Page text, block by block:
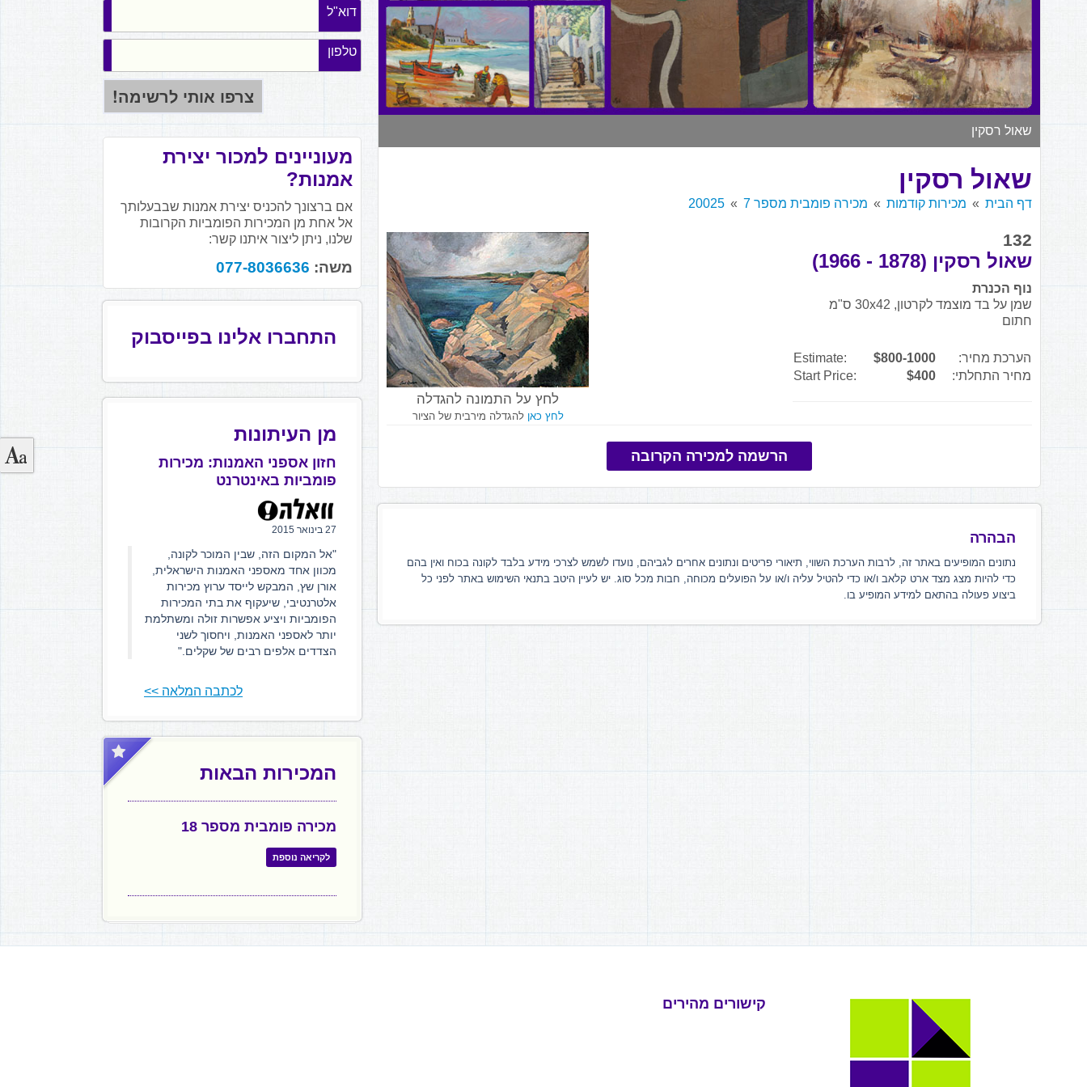
שאול רסקין
שאול רסקין
דף הבית מכירות קודמות מכירה פומבית מספר 7 20025
לחץ על התמונה להגדלה
לחץ כאן להגדלה מירבית של הציור
132
שאול רסקין (1878 - 1966)
נוף הכנרת
שמן על בד מוצמד לקרטון, 30x42 ס"מ
חתום
הערכת מחיר: $800-1000
Estimate:
מחיר התחלתי:
$400
Start Price:
הרשמה למכירה הקרובה
הבהרה
נתונים המופיעים באתר זה, לרבות הערכת השווי, תיאורי פריטים ונתונים אחרים לגביהם, נועדו לשמש לצרכי מידע בלבד לקונה בכוח ואין בהם
כדי להיות מצג מצד ארט קלאב ו/או כדי להטיל עליה ו/או על הפועלים מכוחה, חבות מכל סוג. יש לעיין היטב בתנאי השימוש באתר לפני כל
ביצוע פעולה בהתאם למידע המופיע בו.
דוא"ל
טלפון
מעוניינים למכור יצירת
אמנות?
אם ברצונך להכניס יצירת אמנות שבבעלותך
אל אחת מן המכירות הפומביות הקרובות
שלנו, ניתן ליצור איתנו קשר:
משה: 077-8036636
התחברו אלינו בפייסבוק
מן העיתונות
חזון אספני האמנות: מכירות
פומביות באינטרנט
27 בינואר 2015
"אל המקום הזה, שבין המוכר לקונה,
מכוון אחד מאספני האמנות הישראלית,
אורן שץ, המבקש לייסד ערוץ מכירות
אלטרנטיבי, שיעקוף את בתי המכירות
הפומביות ויציע אפשרות זולה ומשתלמת
יותר לאספני האמנות, ויחסוך לשני
הצדדים אלפים רבים של שקלים."
לכתבה המלאה >>
המכירות הבאות
מכירה פומבית מספר 18
לקריאה נוספת
קישורים מהירים